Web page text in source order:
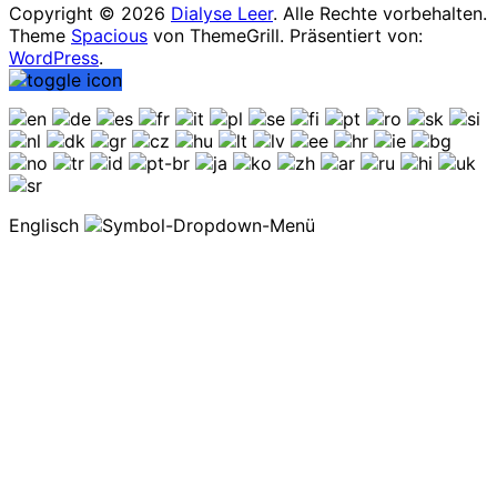
Copyright © 2026 Dialyse Leer. Alle Rechte vorbehalten.
Theme Spacious von ThemeGrill. Präsentiert von:
WordPress.
Englisch